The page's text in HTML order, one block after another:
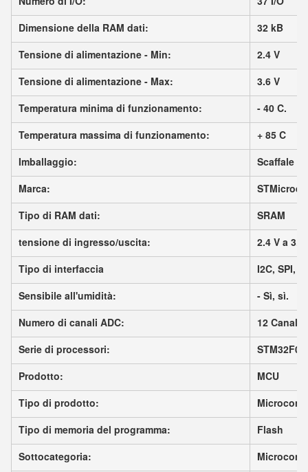
Dimensione della RAM dati:
32 kB
Tensione di alimentazione - Min:
2.4 V
Tensione di alimentazione - Max:
3.6 V
Temperatura minima di funzionamento:
- 40 C.
Temperatura massima di funzionamento:
+ 85 C
Imballaggio:
Scaffale
Marca:
Tipo di RAM dati:
SRAM
tensione di ingresso/uscita:
2.4 V a 3.6
Tipo di interfaccia
I2C, SPI,
Sensibile all'umidità:
- Sì, sì.
Numero di canali ADC:
12 Canale
Serie di processori:
Prodotto:
MCU
Tipo di prodotto:
Tipo di memoria del programma:
Flash
Sottocategoria: